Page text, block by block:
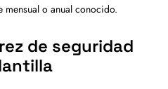
mensual o anual conocido.
de seguridad